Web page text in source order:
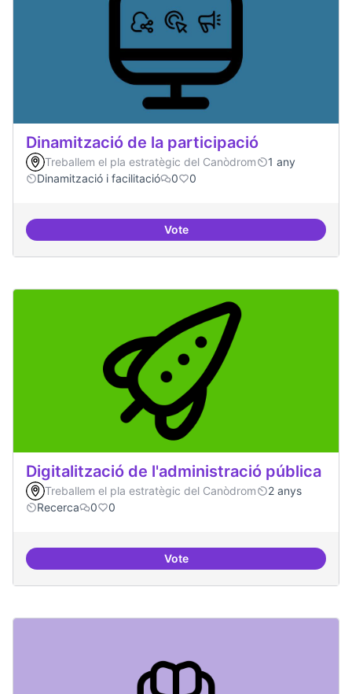
Dinamització de la participació
Treballem el pla estratègic del Canòdrom
1 any
Dinamització i facilitació
0 0
VoteDinamització de la participació
Digitalització de l'administració pública
Treballem el pla estratègic del Canòdrom
2 anys
Recerca
0 0
VoteDigitalització de l'administració